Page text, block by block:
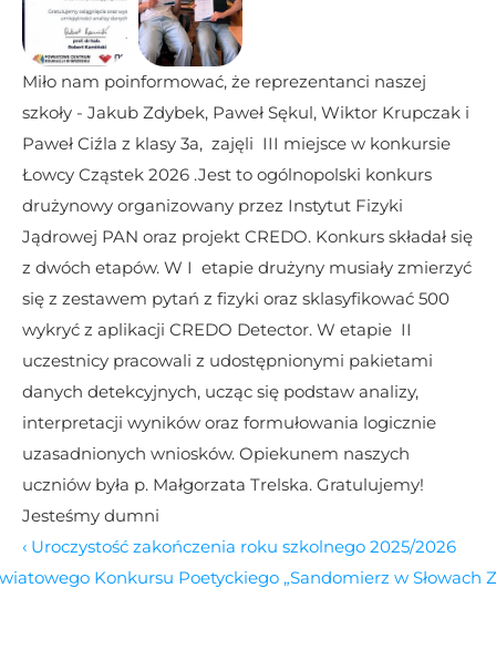
Miło nam poinformować, że reprezentanci naszej
szkoły - Jakub Zdybek, Paweł Sękul, Wiktor Krupczak i
Paweł Ciźla z klasy 3a,  zajęli  III miejsce w konkursie
Łowcy Cząstek 2026 .Jest to ogólnopolski konkurs
drużynowy organizowany przez Instytut Fizyki
Jądrowej PAN oraz projekt CREDO. Konkurs składał się
z dwóch etapów. W I  etapie drużyny musiały zmierzyć
się z zestawem pytań z fizyki oraz sklasyfikować 500
wykryć z aplikacji CREDO Detector. W etapie  II
uczestnicy pracowali z udostępnionymi pakietami
danych detekcyjnych, ucząc się podstaw analizy,
interpretacji wyników oraz formułowania logicznie
uzasadnionych wniosków. Opiekunem naszych
uczniów była p. Małgorzata Trelska. Gratulujemy!
Jesteśmy dumni
‹ Uroczystość zakończenia roku szkolnego 2025/2026
Konkursu Poetyckiego „Sandomierz w Słowach